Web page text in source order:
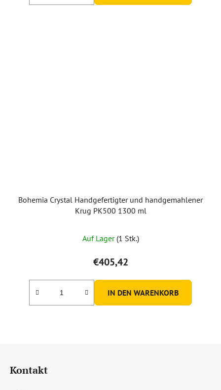
Bohemia Crystal Handgefertigter und handgemahlener
Krug PK500 1300 ml
Auf Lager (1 Stk.)
€405,42
IN DEN WARENKORB
Kontakt